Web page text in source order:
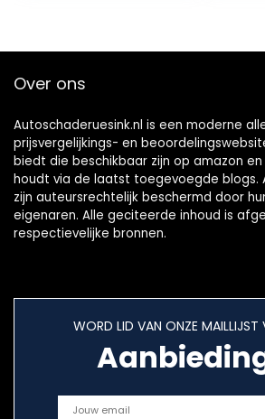
Over ons
Autoschaderuesink.nl is een moderne
prijsvergelijkings- en
biedt die beschikbaar zijn op amazon
houdt via de laatst toegevoegde blogs.
zijn auteursrechtelijk beschermd door
eigenaren. Alle geciteerde inhoud is
respectievelijke bronnen.
WORD LID VAN ONZE MAILLIJST